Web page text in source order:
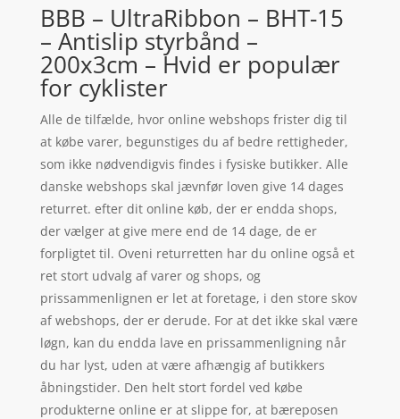
BBB – UltraRibbon – BHT-15
– Antislip styrbånd –
200x3cm – Hvid er populær
for cyklister
Alle de tilfælde, hvor online webshops frister dig til
at købe varer, begunstiges du af bedre rettigheder,
som ikke nødvendigvis findes i fysiske butikker. Alle
danske webshops skal jævnfør loven give 14 dages
returret. efter dit online køb, der er endda shops,
der vælger at give mere end de 14 dage, de er
forpligtet til. Oveni returretten har du online også et
ret stort udvalg af varer og shops, og
prissammenlignen er let at foretage, i den store skov
af webshops, der er derude. For at det ikke skal være
løgn, kan du endda lave en prissammenligning når
du har lyst, uden at være afhængig af butikkers
åbningstider. Den helt stort fordel ved købe
produkterne online er at slippe for, at bæreposen